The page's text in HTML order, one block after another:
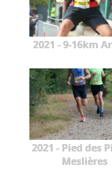
2021 - 9-16km
2021 - Pied des
Meslières